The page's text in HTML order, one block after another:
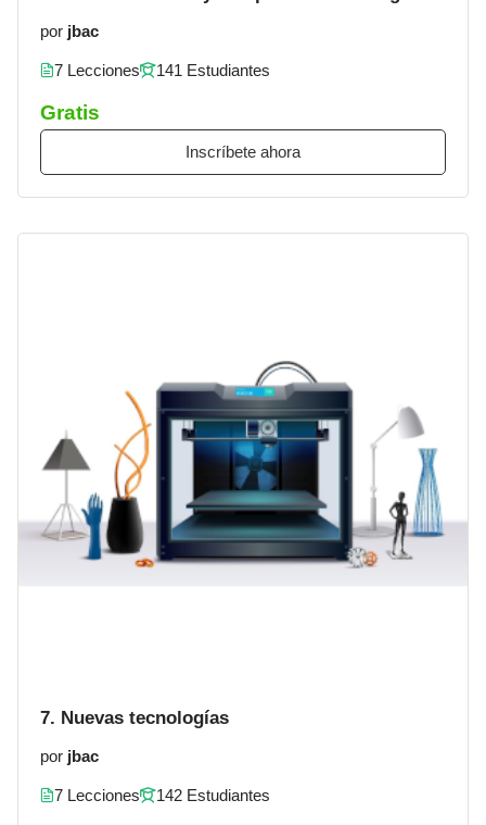
por jbac
7 Lecciones 141 Estudiantes
Gratis
Inscríbete ahora
7. Nuevas tecnologías
por jbac
7 Lecciones 142 Estudiantes